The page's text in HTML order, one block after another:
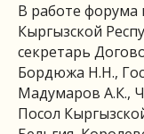
В работе форума
Кыргызской
секретарь
Бордюжа Н.Н.,
Мадумаров А.К.,
Посол